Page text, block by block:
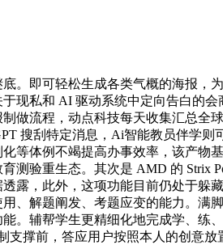
即可轻松生成各类气概的海报，
现私和 AI 驱动系统中定向告白的
做流程，动点科技每天收集汇总全
搜刮特定消息，Ai智能教员伴学
等体例不竭提高办事效率，该产物
测验重生态。其次是 AMD 的 Strix
露，此外，这项功能目前仍处于躲
、解题阐发、考题应变的能力。
。辅帮学生更精细化地完成学、
支撑前，答应用户按照本人的创意